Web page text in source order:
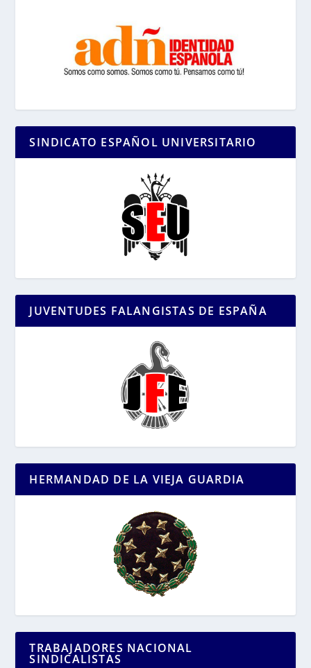
SINDICATO ESPAÑOL UNIVERSITARIO
JUVENTUDES FALANGISTAS DE ESPAÑA
HERMANDAD DE LA VIEJA GUARDIA
TRABAJADORES NACIONAL
SINDICALISTAS